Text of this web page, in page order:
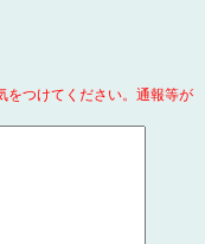
をつけてください。通報等が